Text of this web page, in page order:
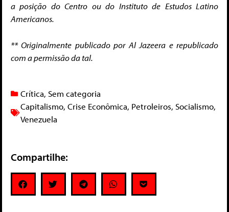
a posição do Centro ou do Instituto de Estudos Latino
Americanos.
** Originalmente publicado por Al Jazeera e republicado
com a permissão da tal.
Crítica, Sem categoria
Capitalismo, Crise Econômica, Petroleiros, Socialismo,
Venezuela
Compartilhe: